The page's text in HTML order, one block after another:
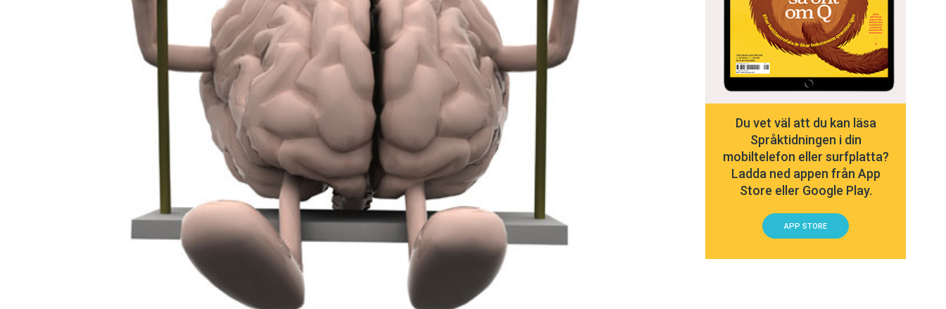
Kviss
Podden
Anmäl till språkpolisen
Föreslå nyord
Annonsera
Prenumerera
Läs Språktidningen digitalt
Press
Du vet väl att du kan läsa
Språktidningen i din
mobiltelefon eller surfplatta?
Ladda ned appen från App
Store eller Google Play.
APP STORE